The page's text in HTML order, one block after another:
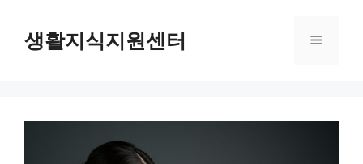
content생활지식지원센터 Menu